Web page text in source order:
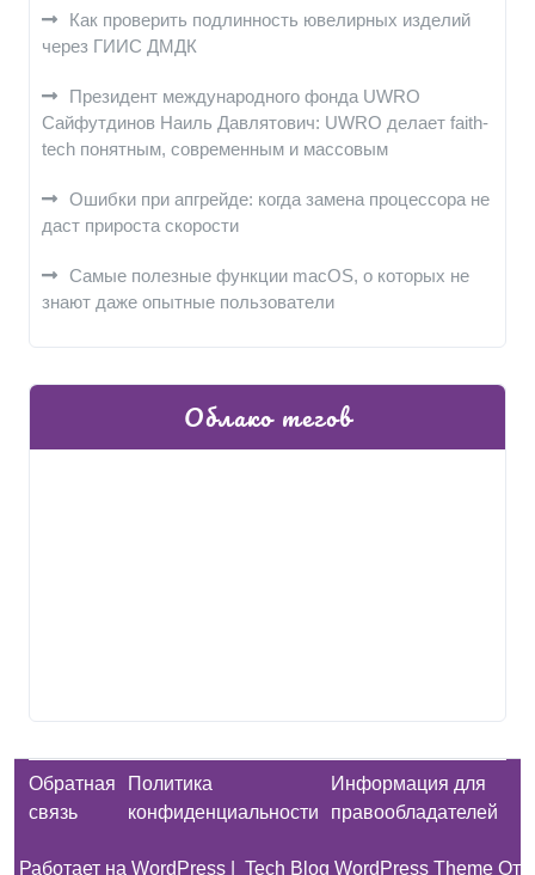
Как проверить подлинность ювелирных изделий
через ГИИС ДМДК
Президент международного фонда UWRO
Сайфутдинов Наиль Давлятович: UWRO делает faith-
tech понятным, современным и массовым
Ошибки при апгрейде: когда замена процессора не
даст прироста скорости
Самые полезные функции macOS, о которых не
знают даже опытные пользователи
Облако тегов
Обратная
связь
Политика
конфиденциальности
Информация для
правообладателей
Работает на WordPress Tech Blog WordPress Theme От